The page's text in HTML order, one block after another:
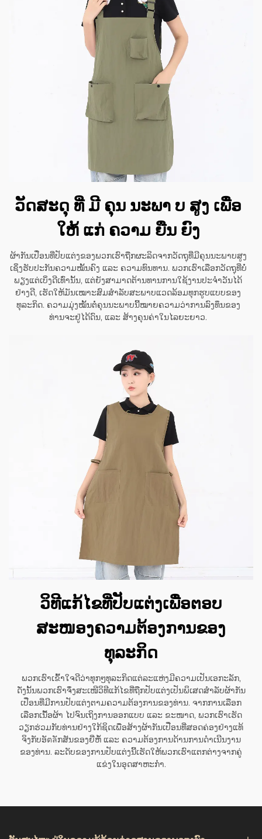
ວັດສະດຸ ທີ່ ມີ ຄຸນ ນະພາ ບ ສູງ ເພື່ອ
ໃຫ້ ແກ່ ຄວາມ ຍືນ ຍົງ
ຜ້າກັນເປື່ອນທີ່ປັບແຕ່ງຂອງພວກເຮົາຖືກຜະລິດຈາກວັດຖຸທີ່ມີຄຸນນະພາບສູງ
ເຊິ່ງຮັບປະກັນຄວາມໝັ້ນຄົງ ແລະ ຄວາມທົນທານ. ພວກເຮົາເລືອກວັດຖຸທີ່ບໍ່
ພຽງແຕ່ເບິ່ງດີເທົ່ານັ້ນ, ແຕ່ຍັງສາມາດຕ້ານທານການໃຊ້ງານປະຈຳວັນໄດ້
ຢ່າງດີ, ເຮັດໃຫ້ມັນເໝາະສົມສຳລັບສະພາບແວດລ້ອມທຸກຮູບແບບຂອງ
ທຸລະກິດ. ຄວາມມຸ່ງໝັ້ນຕໍ່ຄຸນນະພາບນີ້ໝາຍຄວາມວ່າການລົງທຶນຂອງ
ທ່ານຈະຢູ່ໄດ້ດົນ, ແລະ ສ້າງຄຸນຄ່າໃນໄລຍະຍາວ.
ວິທີແກ້ໄຂທີ່ປັບແຕ່ງເພື່ອຕອບ
ສະໜອງຄວາມຕ້ອງການຂອງ
ທຸລະກິດ
ພວກເຮົາເຂົ້າໃຈດີວ່າທຸກໆທຸລະກິດແຕ່ລະແຫ່ງມີຄວາມເປັນເອກະລັກ,
ດັ່ງນັ້ນພວກເຮົາຈຶ່ງສະເໜີວິທີແກ້ໄຂທີ່ຖືກປັບແຕ່ງເປັນພິເສດສຳລັບຜ້າກັນ
ເປື່ອນທີ່ມີການປັບແຕ່ງຕາມຄວາມຕ້ອງການຂອງທ່ານ. ຈາກການເລືອກ
ເລືອກເນື້ອຜ້າ ໄປຈົນເຖິງການອອກແບບ ແລະ ຂະໜາດ, ພວກເຮົາເຮັດ
ວຽກຮ່ວມກັບທ່ານຢ່າງໃກ້ຊິດເພື່ອສ້າງຜ້າກັນເປື່ອນທີ່ສອດຄ່ອງຢ່າງແທ້
ຈິງກັບອັตลັກສັນຂອງຍີ່ຫໍ້ ແລະ ຄວາມຕ້ອງການດ້ານການດຳເນີນງານ
ຂອງທ່ານ. ລະດັບຂອງການປັບແຕ່ງນີ້ເຮັດໃຫ້ພວກເຮົາແຕກຕ່າງຈາກຄູ່
ແຂ່ງໃນອຸດສາຫະກຳ.